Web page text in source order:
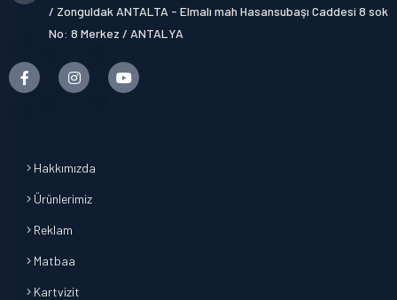
/ Zonguldak ANTALTA - Elmalı mah Hasansubaşı Caddesi 8 sok
No: 8 Merkez / ANTALYA
Hakkımızda
Ürünlerimiz
Reklam
Matbaa
Kartvizit